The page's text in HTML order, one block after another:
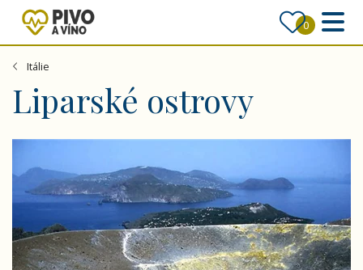
0
Itálie
Liparské ostrovy